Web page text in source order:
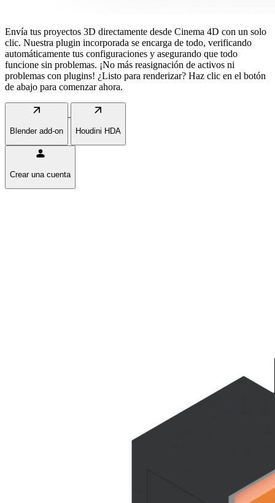
Envía tus proyectos 3D directamente desde Cinema 4D con un solo
clic. Nuestra plugin incorporada se encarga de todo, verificando
automáticamente tus configuraciones y asegurando que todo
funcione sin problemas. ¡No más reasignación de activos ni
problemas con plugins! ¿Listo para renderizar? Haz clic en el botón
de abajo para comenzar ahora.
arrow_outward
Blender add-on
arrow_outward
Houdini HDA
person
Crear una cuenta